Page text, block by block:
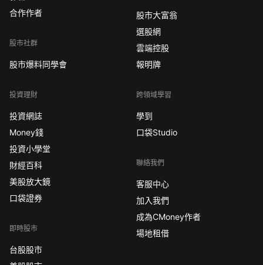
合作作者
股市社群
股市爆料同學會
投資理財
投資網誌
Money錢
投資小學堂
財經百科
美股放大鏡
口袋證券
即時股市
台股股市
股市大富翁
選股網
雲端控股
報明牌
跨領域學習
學到
口袋Studio
聯絡我們
客服中心
加入我們
成為CMoney作者
場地租借